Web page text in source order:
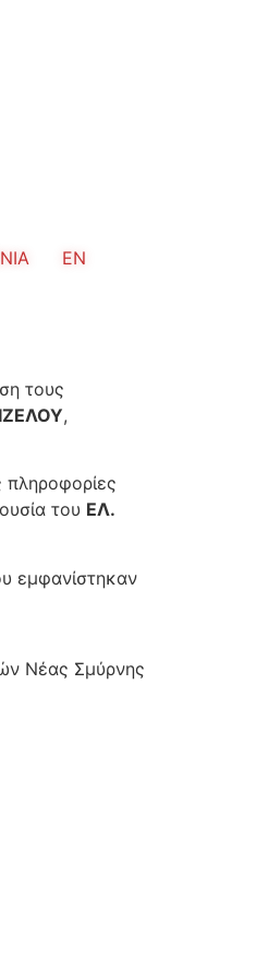
EN
τους
,
πληροφορίες
του ΕΛ.
εμφανίστηκαν
Νέας Σμύρνης